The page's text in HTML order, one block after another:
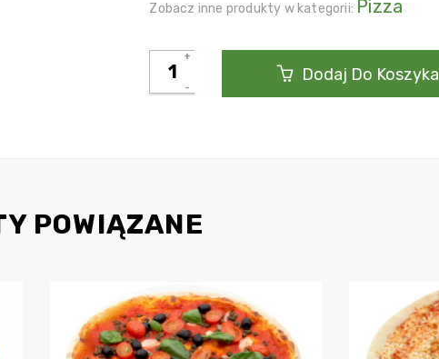
Zobacz inne produkty w kategorii: Pizza
Dodaj Do Koszyka
POWIĄZANE